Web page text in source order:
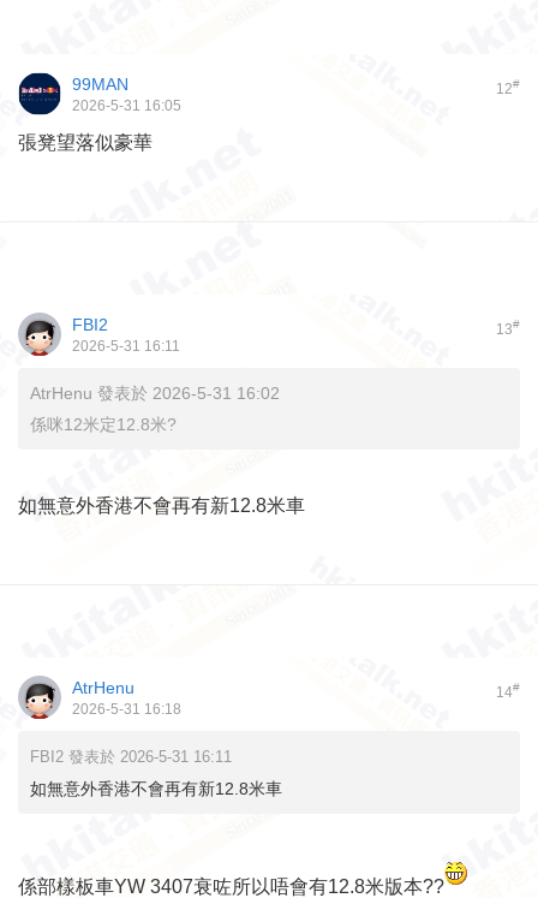
12#
99MAN
2026-5-31 16:05
張凳望落似豪華
13#
FBI2
2026-5-31 16:11
AtrHenu 發表於 2026-5-31 16:02
係咪12米定12.8米?
如無意外香港不會再有新12.8米車
14#
AtrHenu
2026-5-31 16:18
FBI2 發表於 2026-5-31 16:11
如無意外香港不會再有新12.8米車
係部樣板車YW 3407衰咗所以唔會有12.8米版本??